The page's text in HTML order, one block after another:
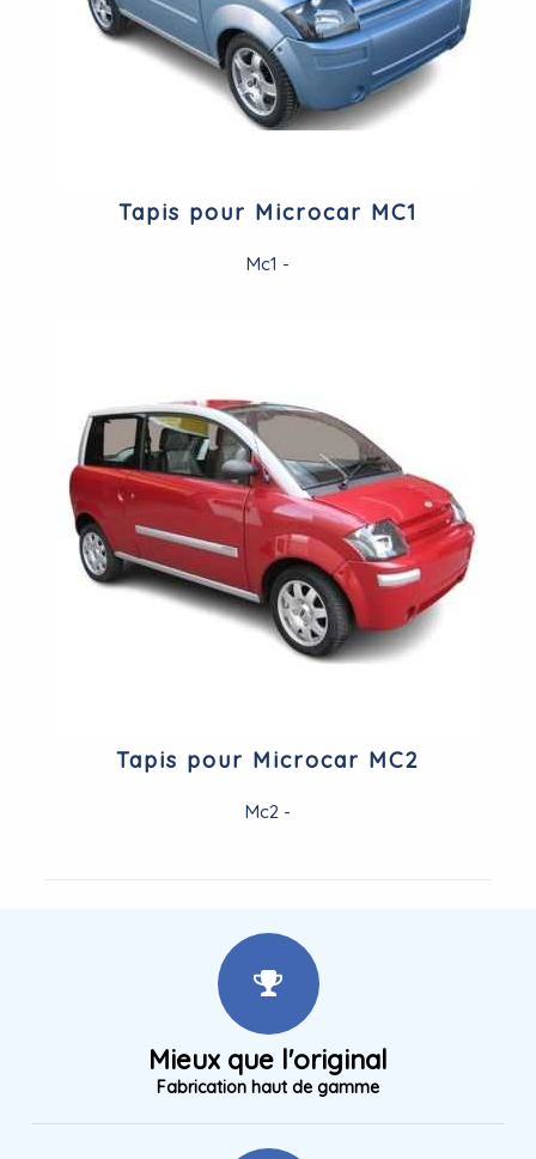
Tapis pour Microcar MC1
Mc1 -
Tapis pour Microcar MC2
Mc2 -
Mieux que l'original
Fabrication haut de gamme